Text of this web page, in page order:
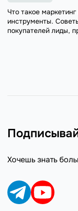
Что такое
инструменты.
покупателей лиды,
Хочешь знать